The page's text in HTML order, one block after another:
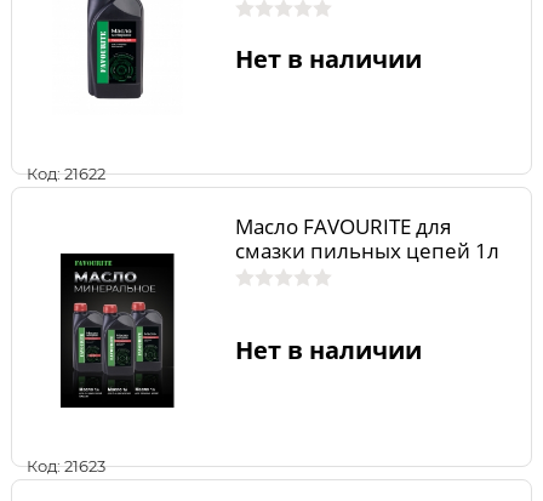
Код: 21622
Нет в наличии
Код: 21623
Масло FAVOURITE для
смазки пильных цепей 1л
Нет в наличии